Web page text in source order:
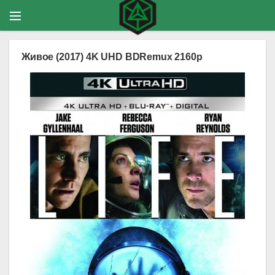
Живое (2017) 4K UHD BDRemux 2160p